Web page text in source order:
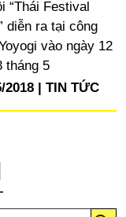
“Thái Festival
diễn ra tại công
vào ngày 12
tháng 5
2018
TIN TỨC